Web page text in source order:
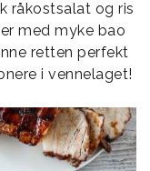
råkostsalat og ris
med myke bao
retten perfekt
i vennelaget!